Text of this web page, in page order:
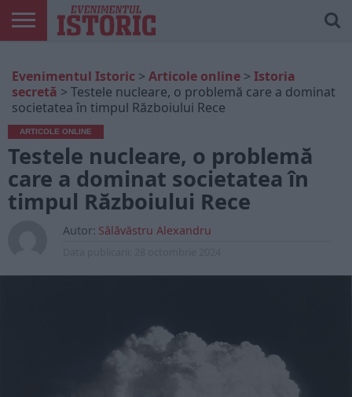
ONLINE
EDIȚII
TIPĂRITE
ISTORIC
PLAY
CONTUL
MEU
Evenimentul Istoric > Articole online > Istoria
secretă > Testele nucleare, o problemă care a dominat
societatea în timpul Războiului Rece
ARTICOLE ONLINE
Testele nucleare, o problemă
care a dominat societatea în
timpul Războiului Rece
Autor: Sălăvăstru Alexandru